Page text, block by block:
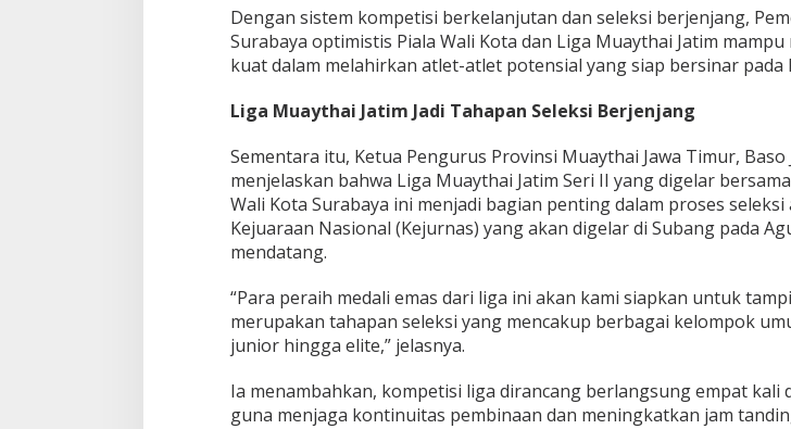
Dengan sistem kompetisi berkelanjutan dan seleksi berjenjang,
Surabaya optimistis Piala Wali Kota dan Liga Muaythai Jatim
kuat dalam melahirkan atlet-atlet potensial yang siap bersinar pada
Liga Muaythai Jatim Jadi Tahapan Seleksi Berjenjang
Sementara itu, Ketua Pengurus Provinsi Muaythai Jawa Timur, Baso
menjelaskan bahwa Liga Muaythai Jatim Seri II yang digelar
Wali Kota Surabaya ini menjadi bagian penting dalam proses
Kejuaraan Nasional (Kejurnas) yang akan digelar di Subang pada
mendatang.
“Para peraih medali emas dari liga ini akan kami siapkan untuk
merupakan tahapan seleksi yang mencakup berbagai kelompok
junior hingga elite,” jelasnya.
Ia menambahkan, kompetisi liga dirancang berlangsung empat kali
guna menjaga kontinuitas pembinaan dan meningkatkan jam